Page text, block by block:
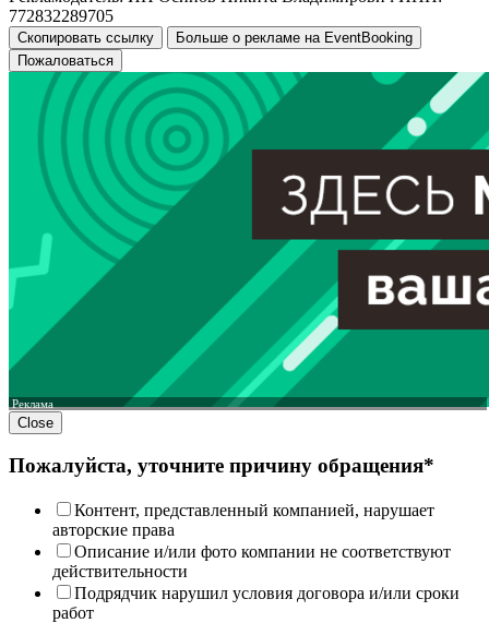
772832289705
Скопировать ссылку
Больше о рекламе на EventBooking
Пожаловаться
Реклама
Close
Пожалуйста, уточните причину обращения*
Контент, представленный компанией, нарушает
авторские права
Описание и/или фото компании не соответствуют
действительности
Подрядчик нарушил условия договора и/или сроки
работ